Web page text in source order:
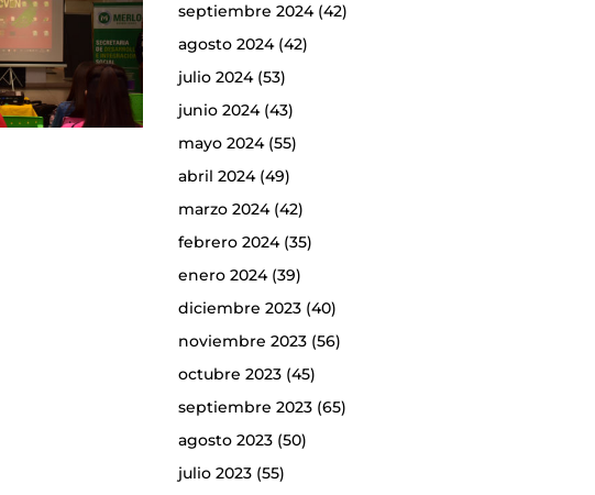
septiembre 2024(42)
agosto 2024(42)
julio 2024(53)
junio 2024(43)
mayo 2024(55)
abril 2024(49)
marzo 2024(42)
febrero 2024(35)
enero 2024(39)
diciembre 2023(40)
noviembre 2023(56)
octubre 2023(45)
septiembre 2023(65)
agosto 2023(50)
julio 2023(55)